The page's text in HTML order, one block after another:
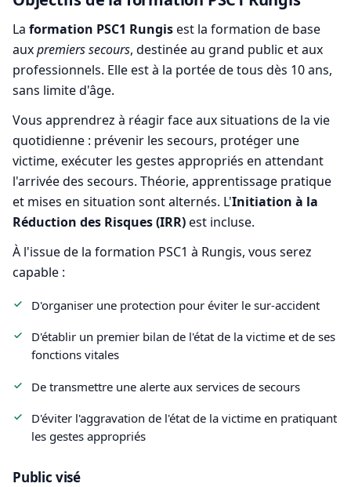
La formation PSC1 Rungisest la formation de base
auxpremiers secours, destinée au grand public et aux
professionnels. Elle est à la portée de tous dès 10 ans,
sans limite d'âge.
Vous apprendrez à réagir face aux situations de la vie
quotidienne : prévenir les secours, protéger une
victime, exécuter les gestes appropriés en attendant
l'arrivée des secours. Théorie, apprentissage pratique
et mises en situation sont alternés. L'Initiation à la
Réduction des Risques (IRR)est incluse.
À l'issue de la formation PSC1 à Rungis, vous serez
capable :
D'organiser une protection pour éviter le sur-accident
D'établir un premier bilan de l'état de la victime et de ses
fonctions vitales
De transmettre une alerte aux services de secours
D'éviter l'aggravation de l'état de la victime en pratiquant
les gestes appropriés
Public visé